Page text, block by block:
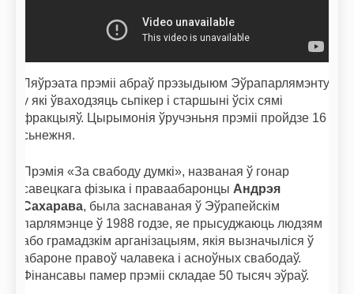
Ляўрэата прэміі абраў прэзыдыюм Эўрапарлямэнту,
у які ўваходзяць сьпікер і старшыні ўсіх сямі
фракцыяў. Цырымонія ўручэньня прэміі пройдзе 16
сьнежня.
Прэмія «За свабоду думкі», названая ў гонар
савецкага фізыка і праваабаронцы Андрэя
Сахарава, была заснаваная ў Эўрапейскім
парлямэнце ў 1988 годзе, яе прысуджаюць людзям
або грамадзкім арганізацыям, якія вызначыліся ў
абароне правоў чалавека і асноўных свабодаў.
Фінансавы памер прэміі складае 50 тысяч эўраў.